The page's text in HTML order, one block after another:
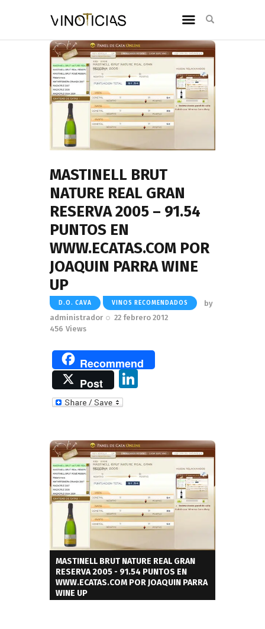
MASTINELL BRUT
NATURE REAL GRAN
RESERVA 2005 – 91.54
PUNTOS EN
WWW.ECATAS.COM POR
JOAQUIN PARRA WINE
UP
D.O. CAVA VINOS RECOMENDADOS
by
administrador
22 febrero 2012
456 Views
Recommend
Post
e
dI
n
MASTINELL BRUT NATURE REAL GRAN
RESERVA 2005 - 91.54 PUNTOS EN
WWW.ECATAS.COM POR JOAQUIN PARRA
WINE UP